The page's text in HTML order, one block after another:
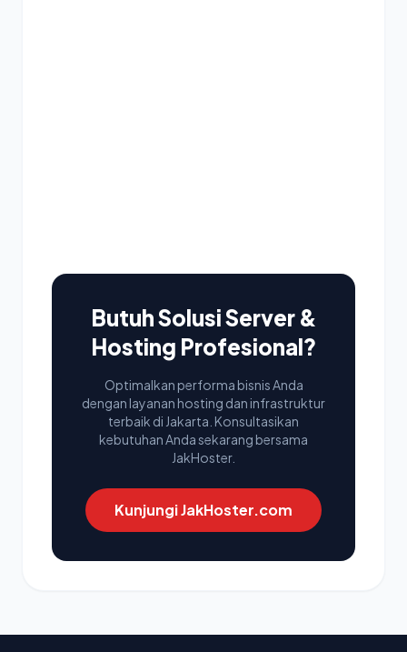
Butuh Solusi Server &
Hosting Profesional?
Optimalkan performa bisnis Anda
dengan layanan hosting dan infrastruktur
terbaik di Jakarta. Konsultasikan
kebutuhan Anda sekarang bersama
JakHoster.
Kunjungi JakHoster.com